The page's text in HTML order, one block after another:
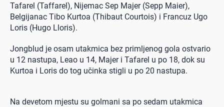
Tafarel (Taffarel), Nijemac Sep Majer (Sepp Maier),
Belgijanac Tibo Kurtoa (Thibaut Courtois) i Francuz Ugo
Loris (Hugo Lloris).
Jongblud je osam utakmica bez primljenog gola ostvario
u 12 nastupa, Leao u 14, Majer i Tafarel u po 18, dok su
Kurtoa i Loris do tog učinka stigli u po 20 nastupa.
Na devetom mjestu su golmani sa po sedam utakmica